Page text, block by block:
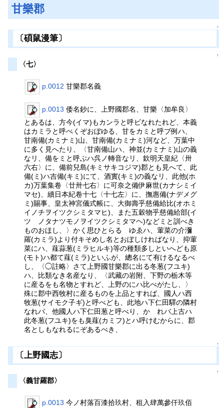
甘樂郡
↑
〔碩鼠漫筆〕
↑
〈七〉
p.0012 甘樂郡名義
p.0013 倭名鈔に、上野國郡名、甘樂〈加牟良〉
とあるは、方今(イマ)もカンラと呼ビなれたれど、本義
はカミラと呼べくぞおぼゆる、甘をカミと呼ブ例ハ、
甘南備(カミナミ)山、甘南備(カミナミ)河など、万葉中
に多く見へたり、〈甘南備山ハ、神並(カミナミ)山の義
なリ、備をミと呼ぶハ呉ノ轉音なリ、欽明天皇紀〈卅
六右〉に、備前兒島(キミサキコジマ)郡とも見へて、此
備(ミ)ハ吉備(キミ)にて、酒實(キミ)の義なリ、此他(ホ
カ)万葉集卷〈廿卅七右〉に可奈之備伊麻世(カナシミイ
マセ)、續日本紀卷十七〈十七左〉に、撫惠備(ナデメグ
ミ)賜事、皇太神宮儀式帳に、大御壽乎慈備給比(オホミ
イノチヲイツクシミタマヒ)、また五穀物乎慈備給部(イ
ツゝノタナツモノヲイツクシミタマヘ)などミと訓べき
ものおほし、〉かく思ひとらるゝゆゑハ、葷菜の介瀰
羅(カミラ)より付キそめし名とおぼしければなり、抑葷
菜にハ、薤蒜葱(ミラヒルキ)等の種類多しといへども原
(モト)ハ都て薤(ミラ)といふが、總名にて有けるなるべ
し、〈◯註略〉さて上野國甘樂郡に出る冬葱(フユキ)
ハ、比類なき名産なり、〈武藏の岩附、下野の栃木等
に産るをも名物とすれど、上野のにハ比べがたし、〉
殊に郡中西牧村に産るものを上品とすれば、國人ハ西
牧葱(サイモク子ギ)と呼べども、此地ハ下仁田驛の隣村
なれバ、他國人ハ下仁田葱と呼べり、かゝれバ上古ハ
此冬葱(フユキ)をも臭薤(カミフ)とハ呼けむからに、郡
名としもなれるにぞあるべき、
↑
〔上野國志〕
↑
〈義甘羅郡〉
p.0013 今ノ村落百漆拾玖村、租入肆萬參仟玖佰